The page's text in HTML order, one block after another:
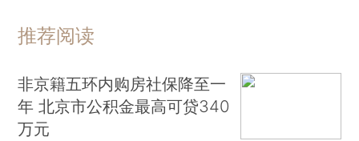
推荐阅读
非京籍五环内购房社保降至一
年 北京市公积金最高可贷340
万元